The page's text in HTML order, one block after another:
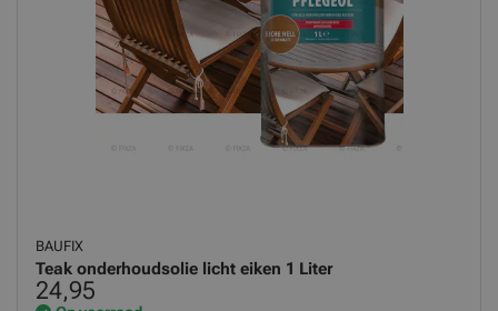
BAUFIX
Teak onderhoudsolie licht eiken 1 Liter
24,95